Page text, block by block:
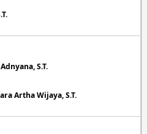
S.T.
Artha Wijaya, S.T.